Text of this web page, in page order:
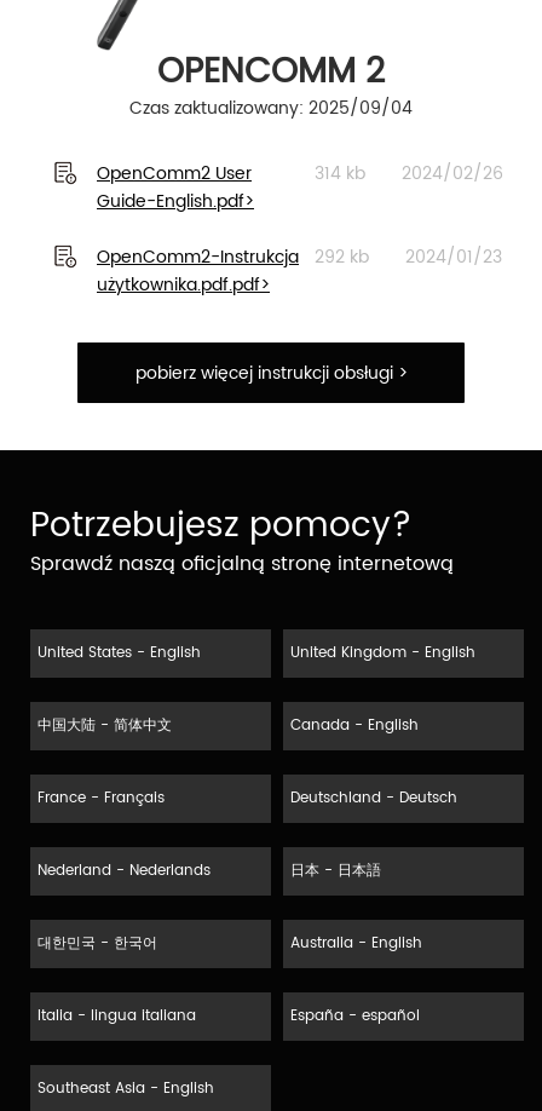
OPENCOMM 2
Czas zaktualizowany: 2025/09/04
OpenComm2 User
Guide-English.pdf>
314 kb 2024/02/26
OpenComm2-Instrukcja
użytkownika.pdf.pdf>
292 kb 2024/01/23
pobierz więcej instrukcji obsługi >
Potrzebujesz pomocy?
Sprawdź naszą oficjalną stronę internetową
United States - English United Kingdom - English
中国大陆 - 简体中文 Canada - English
France - Français Deutschland - Deutsch
Nederland - Nederlands 日本 - 日本語
대한민국 - 한국어 Australia - English
Italia - lingua italiana España - español
Southeast Asia - English